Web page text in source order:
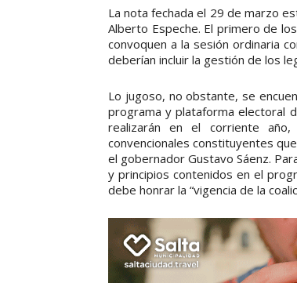
La nota fechada el 29 de marzo
Alberto Espeche. El primero de
convoquen a la sesión ordinaria
deberían incluir la gestión de los
Lo jugoso, no obstante, se
programa y plataforma electoral
realizarán en el corriente
convencionales constituyentes
el gobernador Gustavo Sáenz.
y principios contenidos en el
debe honrar la “vigencia de la